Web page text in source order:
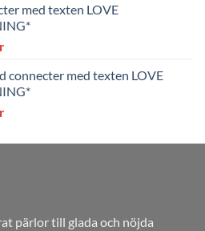
med texten LOVE
Det
priset
är:
5,00kr.
connecter med texten LOVE
Det
priset
pärlor till glada och nöjda